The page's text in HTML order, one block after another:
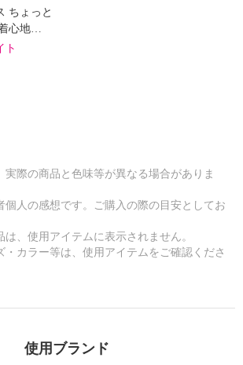
ちょっと
心地…
ト
際の商品と色味等が異なる場合がありま
人の感想です。ご購入の際の目安としてお
、使用アイテムに表示されません。
カラー等は、使用アイテムをご確認くださ
使用ブランド